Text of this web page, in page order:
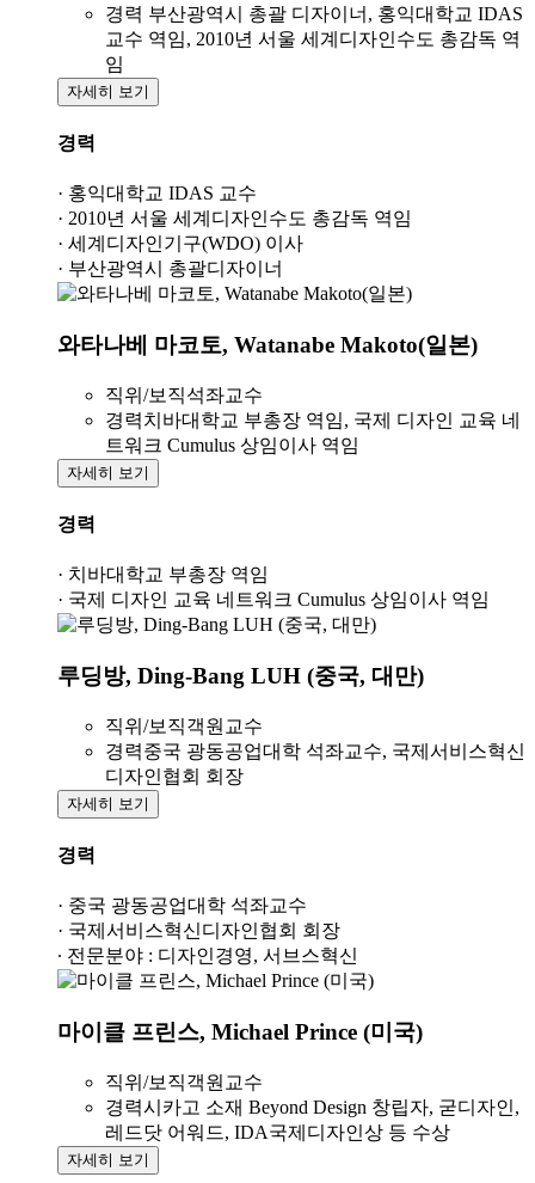
경력 부산광역시 총괄 디자이너, 홍익대학교 IDAS
교수 역임, 2010년 서울 세계디자인수도 총감독 역
임
자세히 보기
경력
· 홍익대학교 IDAS 교수
· 2010년 서울 세계디자인수도 총감독 역임
· 세계디자인기구(WDO) 이사
· 부산광역시 총괄디자이너
와타나베 마코토, Watanabe Makoto(일본)
직위/보직석좌교수
경력치바대학교 부총장 역임, 국제 디자인 교육 네
트워크 Cumulus 상임이사 역임
자세히 보기
경력
· 치바대학교 부총장 역임
· 국제 디자인 교육 네트워크 Cumulus 상임이사 역임
루딩방, Ding-Bang LUH (중국, 대만)
직위/보직객원교수
경력중국 광동공업대학 석좌교수, 국제서비스혁신
디자인협회 회장
자세히 보기
경력
· 중국 광동공업대학 석좌교수
· 국제서비스혁신디자인협회 회장
· 전문분야 : 디자인경영, 서브스혁신
마이클 프린스, Michael Prince (미국)
직위/보직객원교수
경력시카고 소재 Beyond Design 창립자, 굳디자인,
레드닷 어워드, IDA국제디자인상 등 수상
자세히 보기